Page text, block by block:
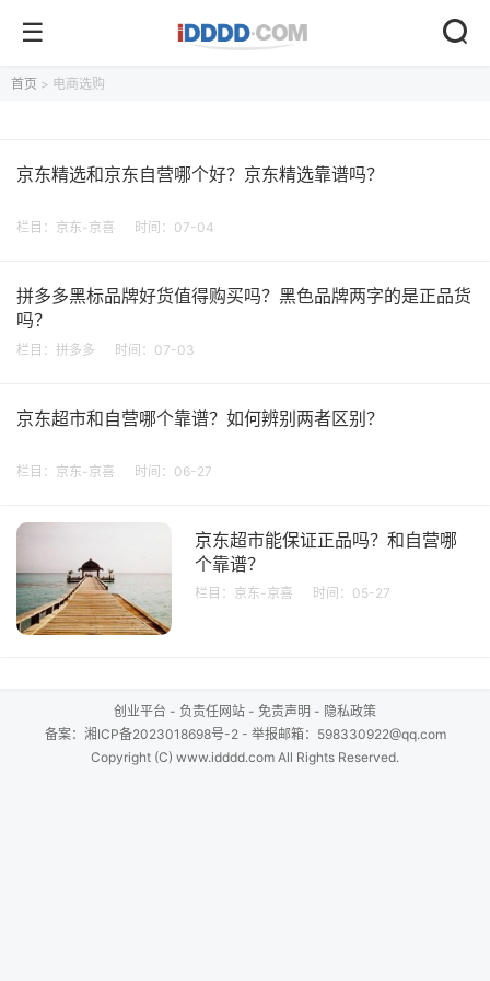
首页 > 电商选购
京东精选和京东自营哪个好？京东精选靠谱吗？
栏目： 京东-京喜 时间：07-04
拼多多黑标品牌好货值得购买吗？黑色品牌两字的是正品货
吗？
栏目： 拼多多 时间：07-03
京东超市和自营哪个靠谱？如何辨别两者区别？
栏目： 京东-京喜 时间：06-27
京东超市能保证正品吗？和自营哪
个靠谱？
栏目： 京东-京喜 时间：05-27
创业平台 - 负责任网站 - 免责声明 - 隐私政策
备案： 湘ICP备2023018698号-2- 举报邮箱：598330922@qq.com
Copyright (C) www.idddd.com All Rights Reserved.